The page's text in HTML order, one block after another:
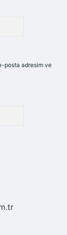
posta adresim ve